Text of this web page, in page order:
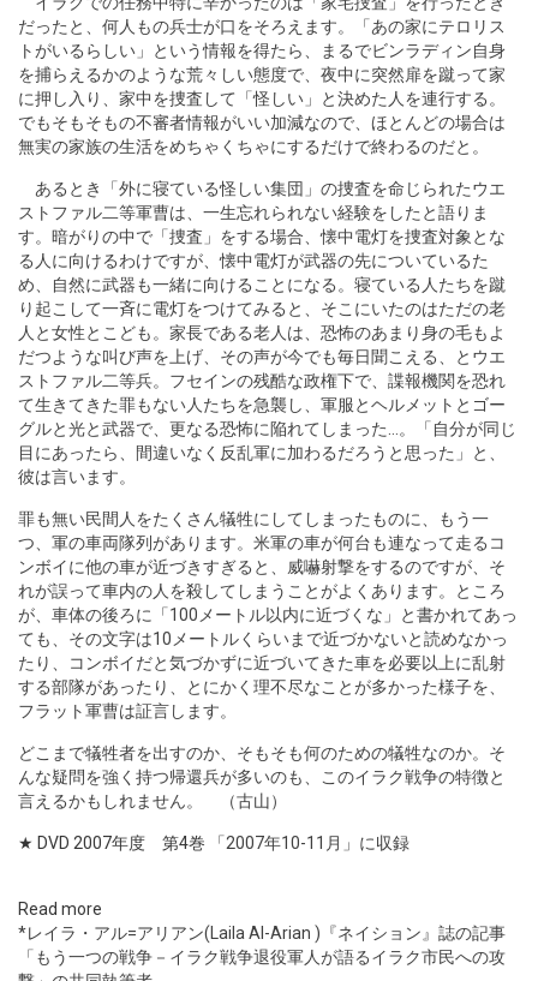
だったと、何人もの兵士が口をそろえます。「あの家にテロリス
トがいるらしい」という情報を得たら、まるでビンラディン自身
を捕らえるかのような荒々しい態度で、夜中に突然扉を蹴って家
に押し入り、家中を捜査して「怪しい」と決めた人を連行する。
でもそもそもの不審者情報がいい加減なので、ほとんどの場合は
無実の家族の生活をめちゃくちゃにするだけで終わるのだと。
あるとき「外に寝ている怪しい集団」の捜査を命じられたウエ
ストファル二等軍曹は、一生忘れられない経験をしたと語りま
す。暗がりの中で「捜査」をする場合、懐中電灯を捜査対象とな
る人に向けるわけですが、懐中電灯が武器の先についているた
め、自然に武器も一緒に向けることになる。寝ている人たちを蹴
り起こして一斉に電灯をつけてみると、そこにいたのはただの老
人と女性とこども。家長である老人は、恐怖のあまり身の毛もよ
だつような叫び声を上げ、その声が今でも毎日聞こえる、とウエ
ストファル二等兵。フセインの残酷な政権下で、諜報機関を恐れ
て生きてきた罪もない人たちを急襲し、軍服とヘルメットとゴー
グルと光と武器で、更なる恐怖に陥れてしまった…。「自分が同じ
目にあったら、間違いなく反乱軍に加わるだろうと思った」と、
彼は言います。
罪も無い民間人をたくさん犠牲にしてしまったものに、もう一
つ、軍の車両隊列があります。米軍の車が何台も連なって走るコ
ンボイに他の車が近づきすぎると、威嚇射撃をするのですが、そ
れが誤って車内の人を殺してしまうことがよくあります。ところ
が、車体の後ろに「100メートル以内に近づくな」と書かれてあっ
ても、その文字は10メートルくらいまで近づかないと読めなかっ
たり、コンボイだと気づかずに近づいてきた車を必要以上に乱射
する部隊があったり、とにかく理不尽なことが多かった様子を、
フラット軍曹は証言します。
どこまで犠牲者を出すのか、そもそも何のための犠牲なのか。そ
んな疑問を強く持つ帰還兵が多いのも、このイラク戦争の特徴と
言えるかもしれません。 （古山）
★ DVD 2007年度 第4巻 「2007年10-11月」に収録
Read more
*レイラ・アル=アリアン(Laila Al-Arian )『ネイション』誌の記事
「もう一つの戦争－イラク戦争退役軍人が語るイラク市民への攻